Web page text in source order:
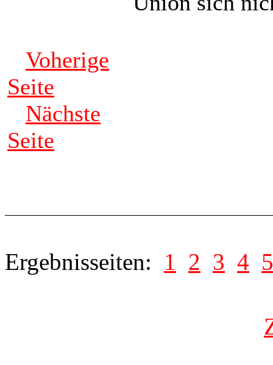
Voherige
Seite
Nächste
Seite
Ergebnisseiten: 1 2 3 4 5